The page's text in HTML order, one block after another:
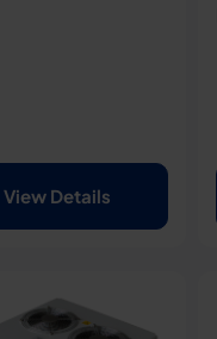
View Details